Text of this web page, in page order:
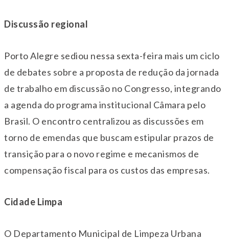
Discussão regional
Porto Alegre sediou nessa sexta-feira mais um ciclo
de debates sobre a proposta de redução da jornada
de trabalho em discussão no Congresso, integrando
a agenda do programa institucional Câmara pelo
Brasil. O encontro centralizou as discussões em
torno de emendas que buscam estipular prazos de
transição para o novo regime e mecanismos de
compensação fiscal para os custos das empresas.
Cidade Limpa
O Departamento Municipal de Limpeza Urbana